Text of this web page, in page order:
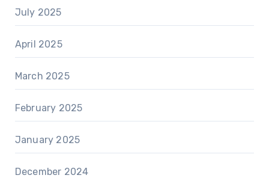
July 2025
April 2025
March 2025
February 2025
January 2025
December 2024